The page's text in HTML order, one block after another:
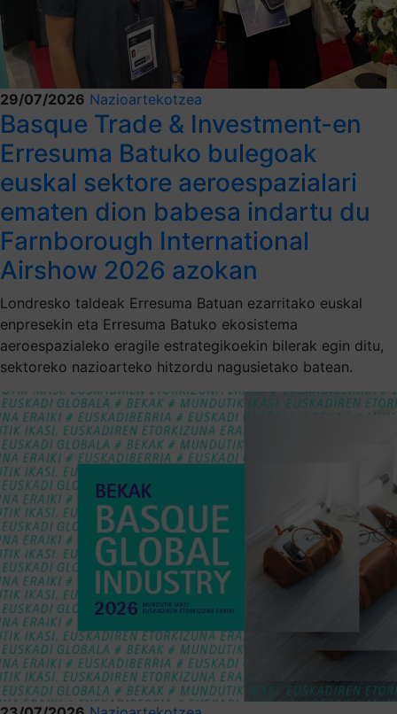
29/07/2026 Nazioartekotzea
Basque Trade & Investment-en
Erresuma Batuko bulegoak
euskal sektore aeroespazialari
ematen dion babesa indartu du
Farnborough International
Airshow 2026 azokan
Londresko taldeak Erresuma Batuan ezarritako euskal
enpresekin eta Erresuma Batuko ekosistema
aeroespazialeko eragile estrategikoekin bilerak egin ditu,
sektoreko nazioarteko hitzordu nagusietako batean.